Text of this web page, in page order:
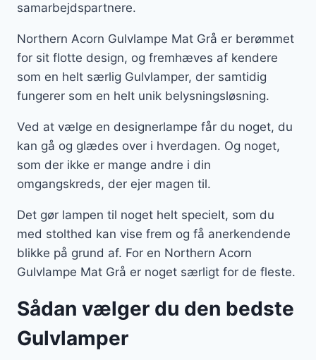
samarbejdspartnere.
Northern Acorn Gulvlampe Mat Grå er berømmet
for sit flotte design, og fremhæves af kendere
som en helt særlig Gulvlamper, der samtidig
fungerer som en helt unik belysningsløsning.
Ved at vælge en designerlampe får du noget, du
kan gå og glædes over i hverdagen. Og noget,
som der ikke er mange andre i din
omgangskreds, der ejer magen til.
Det gør lampen til noget helt specielt, som du
med stolthed kan vise frem og få anerkendende
blikke på grund af. For en Northern Acorn
Gulvlampe Mat Grå er noget særligt for de fleste.
Sådan vælger du den bedste
Gulvlamper